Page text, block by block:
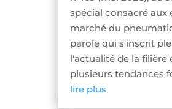
spécial consacré aux
marché du
parole qui s'inscrit
l'actualité de la filière
plusieurs tendances
lire plus